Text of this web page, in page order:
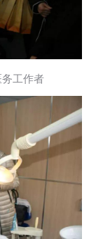
工作者